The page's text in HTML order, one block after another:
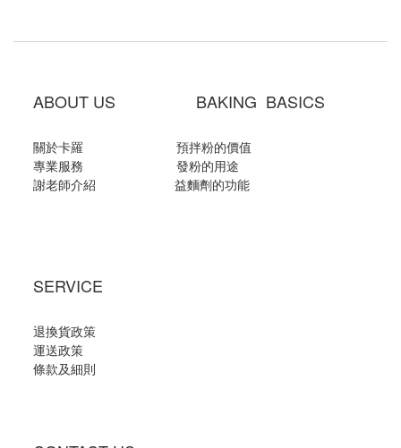
ABOUT US BAKING BASICS
關於卡羅
預拌粉的價值
專業服務
發粉的用途
謝老師介紹
益麵劑的功能
SERVICE
退換貨政策
運送政策
條款及細則